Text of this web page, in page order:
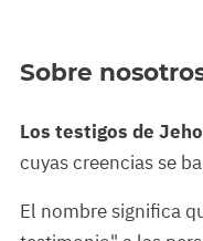
Sobre
Los testigos de
cuyas creencias se
El nombre significa